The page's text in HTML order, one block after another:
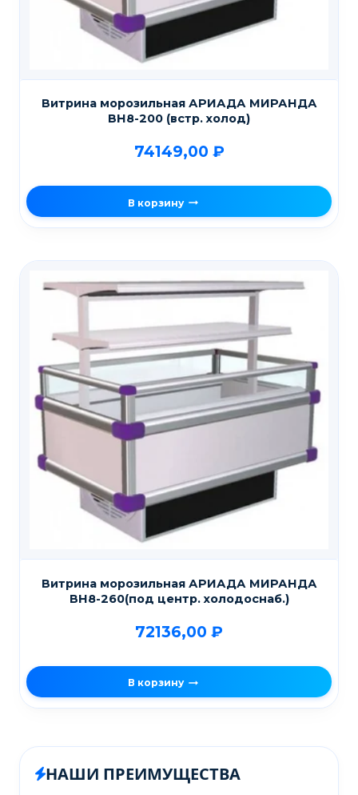
Витрина морозильная АРИАДА МИРАНДА
ВН8-200 (встр. холод)
74149,00 ₽
В корзину
Витрина морозильная АРИАДА МИРАНДА
ВН8-260(под центр. холодоснаб.)
72136,00 ₽
В корзину
НАШИ ПРЕИМУЩЕСТВА